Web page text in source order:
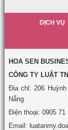
DỊCH VỤ
HOA SEN
CÔNG TY LUẬT
Địa chỉ: 206
Nẵng
Điện thoại: 0905 71
Email: